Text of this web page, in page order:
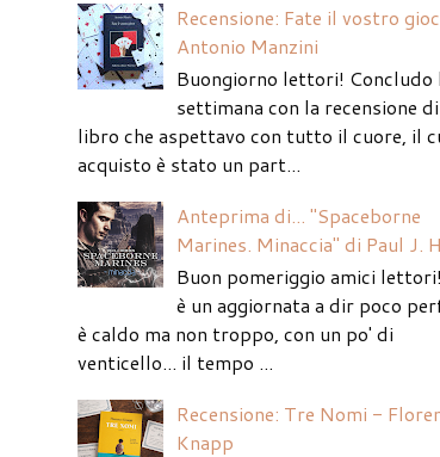
Recensione: Fate il vostro
Antonio Manzini
Buongiorno lettori! Concludo
settimana con la recensione
libro che aspettavo con tutto il cuore, il
acquisto è stato un part...
Anteprima di... "Spaceborne
Marines. Minaccia" di Paul J.
Buon pomeriggio amici
è un aggiornata a dir poco
è caldo ma non troppo, con un po' di
venticello... il tempo ...
Recensione: Tre Nomi -
Knapp